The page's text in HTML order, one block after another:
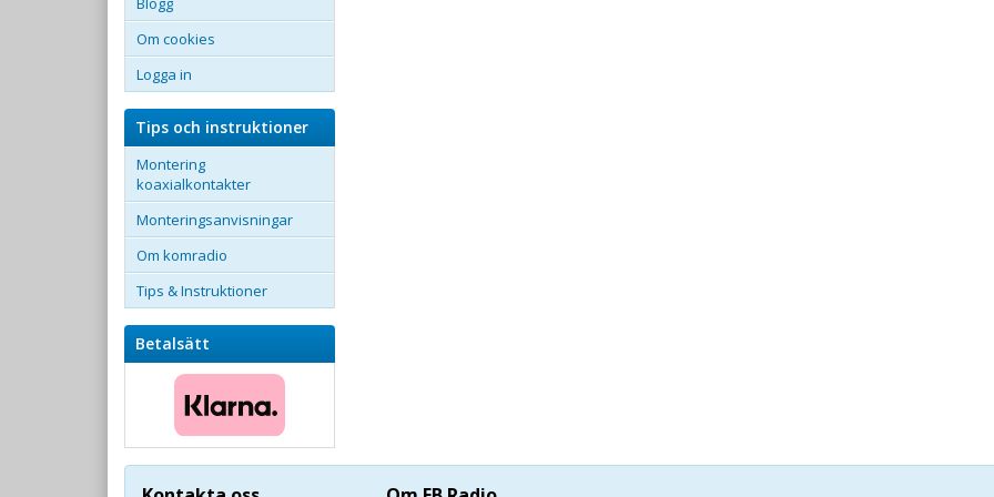
Om cookies
Logga in
Tips och instruktioner
Montering
koaxialkontakter
Monteringsanvisningar
Om komradio
Tips & Instruktioner
Betalsätt